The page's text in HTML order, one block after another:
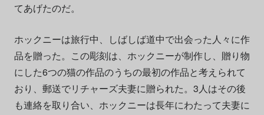
てあげたのだ。
ホックニーは旅行中、しばしば道中で出会った人々に作
品を贈った。この彫刻は、ホックニーが制作し、贈り物
にした6つの猫の作品のうちの最初の作品と考えられて
おり、郵送でリチャーズ夫妻に贈られた。3人はその後
も連絡を取り合い、ホックニーは長年にわたって夫妻に